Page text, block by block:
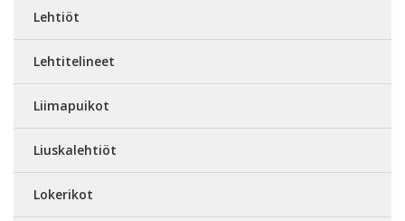
Lehtiöt
Lehtitelineet
Liimapuikot
Liuskalehtiöt
Lokerikot